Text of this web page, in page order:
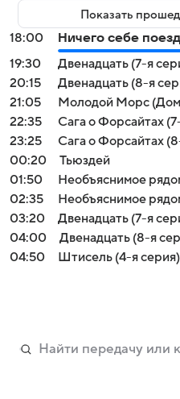
Показать
18:00
Ничего себе
19:30
Двенадцать (7-я
20:15
Двенадцать (8-я
21:05
Молодой Морс
22:35
Сага о Форсайтах
23:25
Сага о Форсайтах
00:20
Тьюздей
01:50
Необъяснимое
02:35
Необъяснимое
03:20
Двенадцать (7-я
04:00
Двенадцать (8-я
04:50
Штисель (4-я серия)